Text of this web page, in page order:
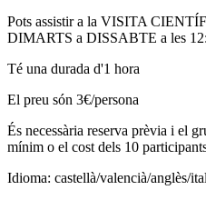
Pots assistir a la VISITA
DIMARTS a DISSABTE a les
Té una durada d'1 hora
El preu són 3€/persona
És necessària reserva prèvia i el
mínim o el cost dels 10
Idioma: castellà/valencià/anglès/